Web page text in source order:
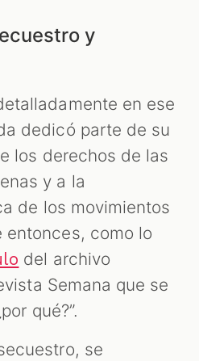
y
en ese
dedicó parte de su
los derechos de las
y a la
de los movimientos
entonces, como lo
del archivo
Semana que se
qué?”.
se